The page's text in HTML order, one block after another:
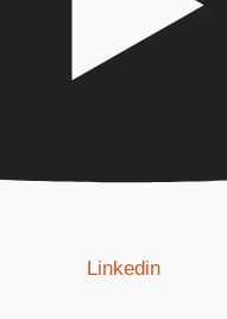
Linkedin